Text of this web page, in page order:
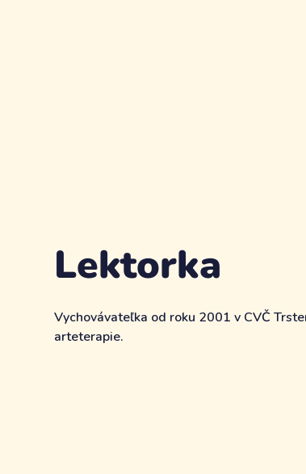
Lektorka
Vychovávateľka od roku 2001 v CVČ
arteterapie.